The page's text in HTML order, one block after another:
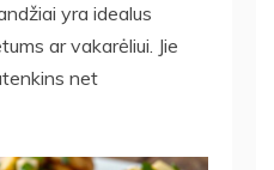
yra idealus
ar vakarėliui. Jie
net